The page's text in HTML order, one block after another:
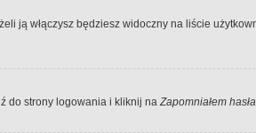
ją włączysz będziesz widoczny na liście
do strony logowania i kliknij naZapomniałem hasła